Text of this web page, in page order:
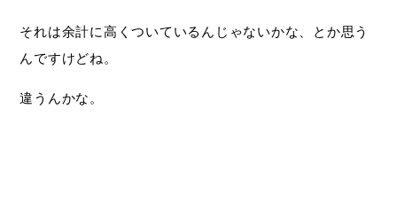
それは余計に高くついているんじゃないかな、とか思う
んですけどね。
違うんかな。